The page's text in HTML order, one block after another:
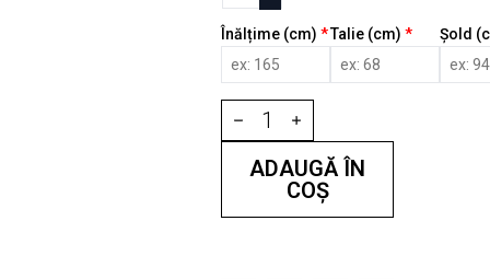
Înălțime (cm)*Talie (cm)* Șold
Cantitate
Cizme
Colanți
Normal
ADAUGĂ ÎN
COȘ